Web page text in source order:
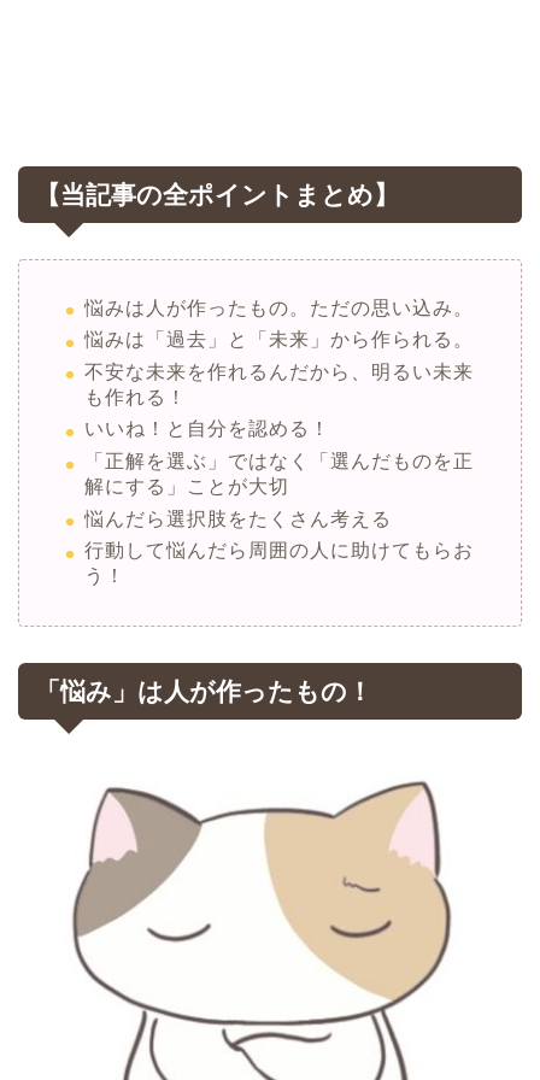
【当記事の全ポイントまとめ】
悩みは人が作ったもの。ただの思い込み。
悩みは「過去」と「未来」から作られる。
不安な未来を作れるんだから、明るい未来
も作れる！
いいね！と自分を認める！
「正解を選ぶ」ではなく「選んだものを正
解にする」ことが大切
悩んだら選択肢をたくさん考える
行動して悩んだら周囲の人に助けてもらお
う！
「悩み」は人が作ったもの！